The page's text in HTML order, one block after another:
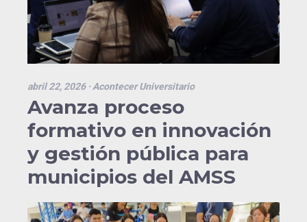
abril 22, 2026· Acontecer Universitario
Avanza proceso
formativo en innovación
y gestión pública para
municipios del AMSS